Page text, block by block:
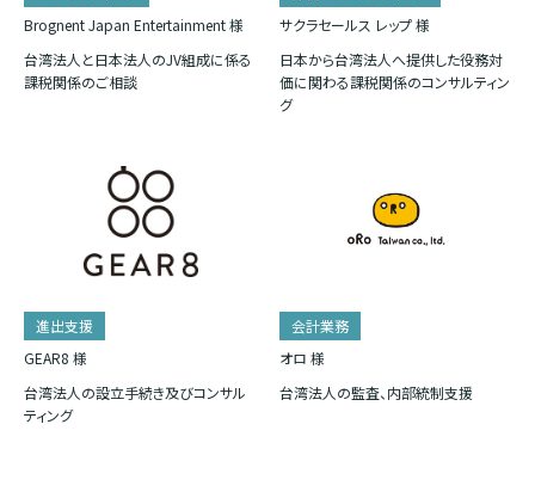
Brognent Japan Entertainment 様
台湾法人と日本法人のJV組成に係る
課税関係のご相談
サクラセールス レップ 様
日本から台湾法人へ提供した役務対
価に関わる課税関係のコンサルティン
グ
進出支援
GEAR8 様
台湾法人の設立手続き及びコンサル
ティング
会計業務
オロ 様
台湾法人の監査、内部統制支援